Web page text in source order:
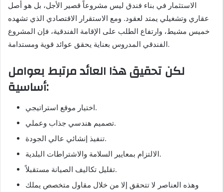
الاستثمار في بناء فندق ليس مشروعاً قصير الأجل، بل هو أصل
عقاري وتشغيلي يمتد لعقود. ومع الاستقرار الاقتصادي الذي تشهده
خميس مشيط، وارتفاع الطلب على الإقامة الفندقية، فإن المشروع
الفندقي المدروس بعناية يحقق عوائد قوية ومستدامة.
لكن تحقيق هذا العائد مرتبط بعوامل
أساسية:
اختيار موقع استراتيجي.
تصميم هندسي جذاب وعملي.
تنفيذ إنشائي عالي الجودة.
الالتزام بمعايير السلامة والاشتراطات البلدية.
تقليل تكاليف الصيانة مستقبلاً.
وهذه العناصر لا تتحقق إلا من خلال مقاول متخصص يملك